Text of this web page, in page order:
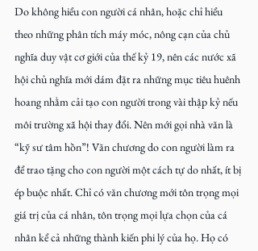
Do không hiểu con người cá nhân, hoặc chỉ hiểu
theo những phân tích máy móc, nông cạn của chủ
nghĩa duy vật cơ giới của thế kỷ 19, nên các nước xã
hội chủ nghĩa mới dám đặt ra những mục tiêu huênh
hoang nhằm cải tạo con người trong vài thập kỷ nếu
môi trường xã hội thay đổi. Nên mới gọi nhà văn là
“kỹ sư tâm hồn”! Văn chương do con người làm ra
để trao tặng cho con người một cách tự do nhất, ít bị
ép buộc nhất. Chỉ có văn chương mới tôn trọng mọi
giá trị của cá nhân, tôn trọng mọi lựa chọn của cá
nhân kể cả những thành kiến phi lý của họ. Họ có